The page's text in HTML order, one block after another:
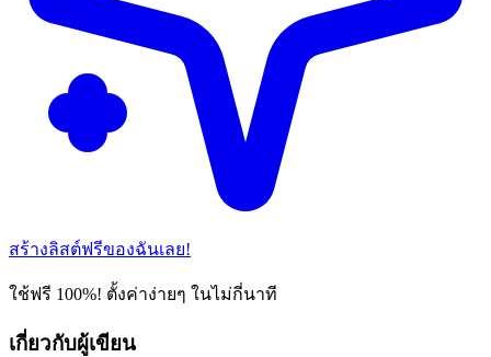
สร้างลิสต์ฟรีของฉันเลย!
ใช้ฟรี 100%! ตั้งค่าง่ายๆ ในไม่กี่นาที
เกี่ยวกับผู้เขียน